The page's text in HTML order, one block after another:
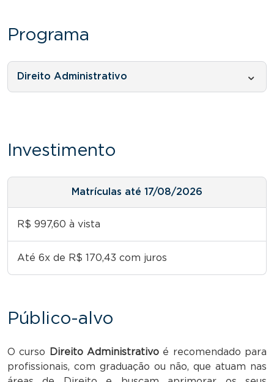
Programa
Direito Administrativo
Investimento
Matrículas até 17/08/2026
R$ 997,60 à vista
Até 6x de R$ 170,43 com juros
Público-alvo
O curso Direito Administrativo é recomendado para
profissionais, com graduação ou não, que atuam nas